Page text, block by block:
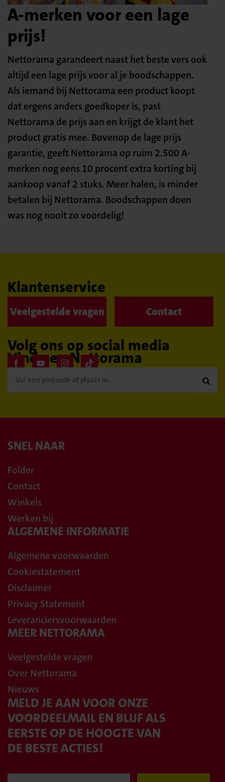
A-merken voor een lage
prijs!
Nettorama garandeert naast het beste vers ook
altijd een lage prijs voor al je boodschappen.
Als iemand bij Nettorama een product koopt
dat ergens anders goedkoper is, past
Nettorama de prijs aan en krijgt de klant het
product gratis mee. Bovenop de lage prijs
garantie, geeft Nettorama op ruim 2.500 A-
merken nog eens 10 procent extra korting bij
aankoop vanaf 2 stuks. Meer halen, is minder
betalen bij Nettorama. Boodschappen doen
was nog nooit zo voordelig!
Klantenservice
Veelgestelde vragen Contact
Volg ons op social media
Vind een Nettorama

SNEL NAAR
Folder
Contact
Winkels
Werken bij
ALGEMENE INFORMATIE
Algemene voorwaarden
Cookiestatement
Disclaimer
Privacy Statement
Leveranciersvoorwaarden
MEER NETTORAMA
Veelgestelde vragen
Over Nettorama
Nieuws
MELD JE AAN VOOR ONZE
VOORDEELMAIL EN BLIJF ALS
EERSTE OP DE HOOGTE VAN
DE BESTE ACTIES!